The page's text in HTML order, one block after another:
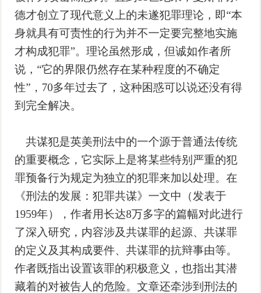
德才创立了现代意义上的未遂犯罪理论，即“本
身就具有可责性的行为并不一定要完整地实施
才构成犯罪”。理论虽然形成，但诚如作者所
说，“它的界限仍然存在某种程度的不确定
性”，70多年过去了，这种困惑可以说还没有得
到完全解决。
共谋犯是英美刑法中的一个源于普通法传统
的重要概念，它实际上是将某些特别严重的犯
罪预备行为规定为独立的犯罪来加以处理。在
《刑法的发展：犯罪共谋》一文中（发表于
1959年），作者用长达8万多字的篇幅对此进行
了深入研究，内容涉及共谋罪的起源、共谋罪
的定义及其构成要件、共谋罪的抗辩事由等。
作者既指出设置该罪的积极意义，也指出其潜
藏着的对被告人的危险。文章还牵涉到刑法的